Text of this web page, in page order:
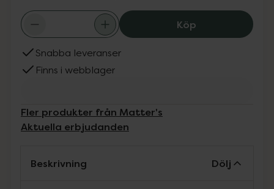
KöpMatter’s
Snabba leveranser
Finns i webblager
Fler produkter från Matter's
Aktuella erbjudanden
Beskrivning Dölj